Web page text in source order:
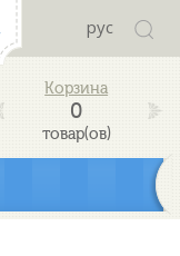
рус
0
товар(ов)